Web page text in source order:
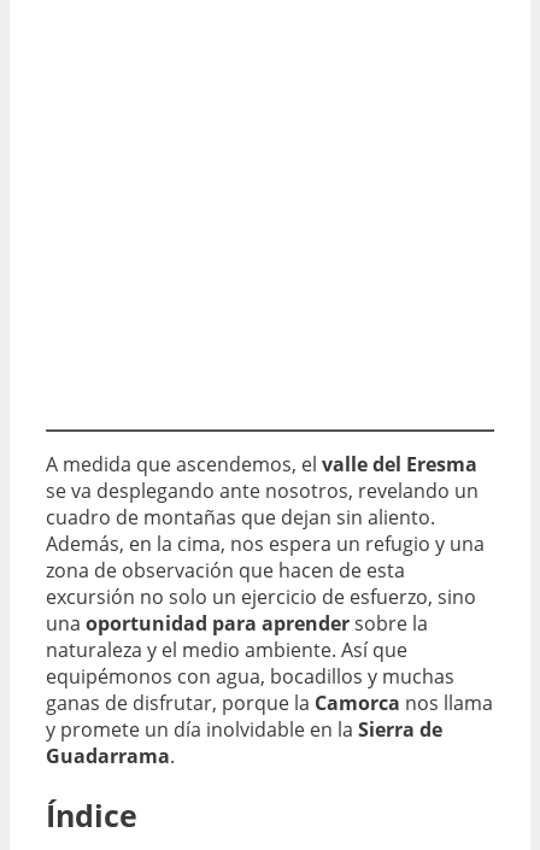
A medida que ascendemos, el valle del Eresma
se va desplegando ante nosotros, revelando un
cuadro de montañas que dejan sin aliento.
Además, en la cima, nos espera un refugio y una
zona de observación que hacen de esta
excursión no solo un ejercicio de esfuerzo, sino
una oportunidad para aprendersobre la
naturaleza y el medio ambiente. Así que
equipémonos con agua, bocadillos y muchas
ganas de disfrutar, porque la Camorca nos llama
y promete un día inolvidable en la Sierra de
Guadarrama.
Índice